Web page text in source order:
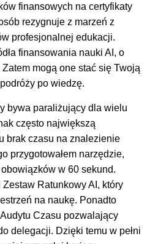
finansowych na certyfikaty
rezygnuje z marzeń z
profesjonalnej edukacji.
finansowania nauki AI, o
Zatem mogą one stać się Twoją
po wiedzę.
bywa paraliżujący dla wielu
często największą
brak czasu na znalezienie
przygotowałem narzędzie,
w 60 sekund.
Ratunkowy AI, który
na naukę. Ponadto
Czasu pozwalający
delegacji. Dzięki temu w pełni